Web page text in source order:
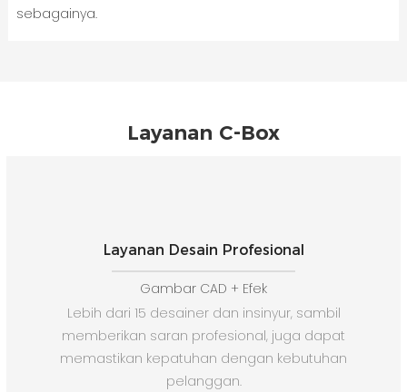
sebagainya.
Layanan C-Box
Layanan Desain Profesional
Gambar CAD + Efek
Lebih dari 15 desainer dan insinyur, sambil
memberikan saran profesional, juga dapat
memastikan kepatuhan dengan kebutuhan
pelanggan.